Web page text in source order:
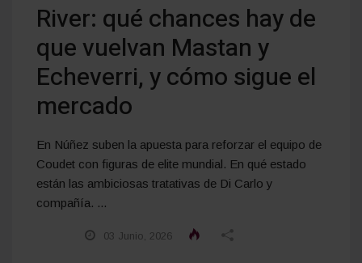
River: qué chances hay de
que vuelvan Mastan y
Echeverri, y cómo sigue el
mercado
En Núñez suben la apuesta para reforzar el equipo de
Coudet con figuras de elite mundial. En qué estado
están las ambiciosas tratativas de Di Carlo y
compañía. ...
03 Junio, 2026